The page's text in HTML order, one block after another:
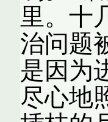
里。十
治问题
是因为
尽心地